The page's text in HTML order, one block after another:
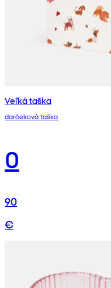
Veľká taška
darčeková taška
0
90
€